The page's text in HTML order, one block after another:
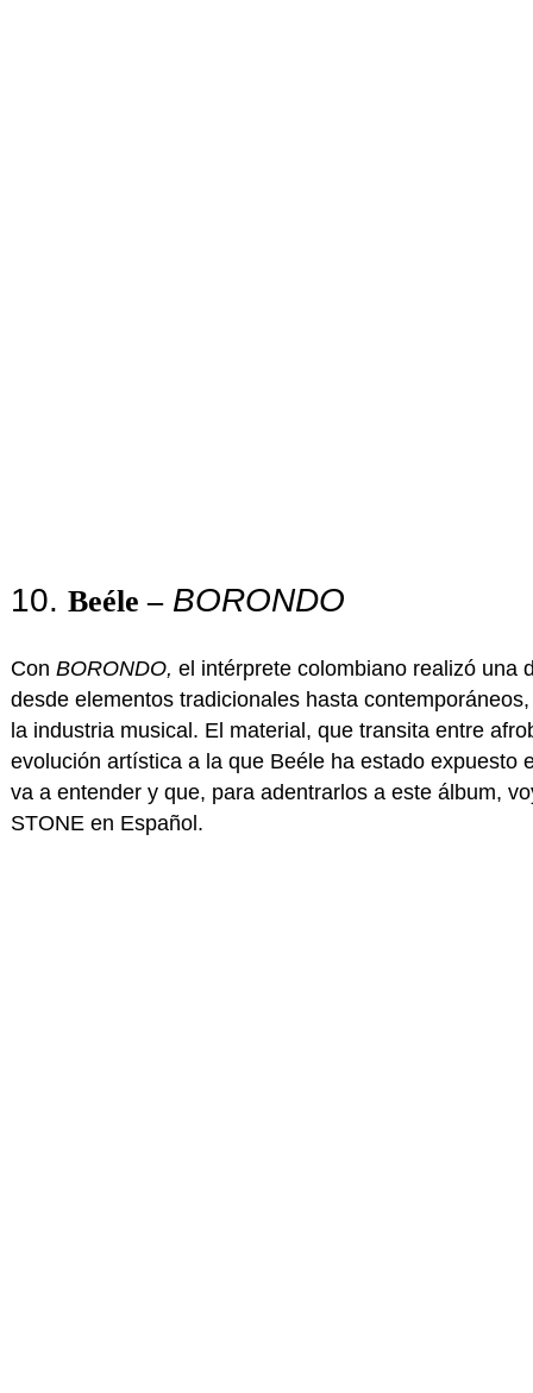
10. Beéle – BORONDO
Con BORONDO, el intérprete colombiano realizó una
desde elementos tradicionales hasta
la industria musical. El material, que transita entre
evolución artística a la que Beéle ha estado expuesto
va a entender y que, para adentrarlos a este álbum,
STONE en Español.